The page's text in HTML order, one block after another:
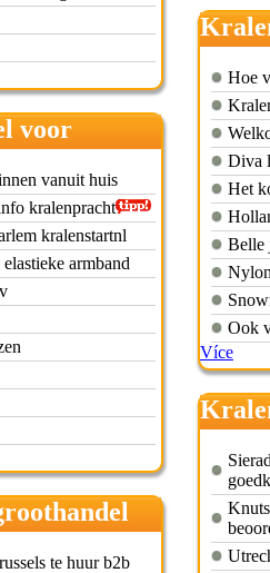
voor
vanuit huis
kralenpracht
kralenstartnl
armband
te huur b2b
Hoe
Diva
Het
Belle
Ook
Více